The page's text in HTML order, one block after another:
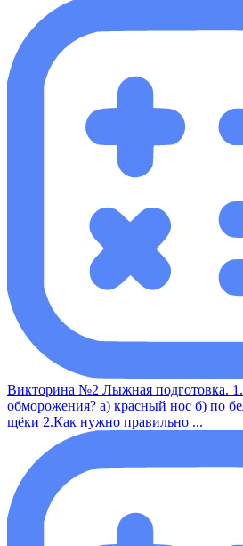
Викторина №2 Лыжная подготовка.
обморожения? а) красный нос б) по
щёки 2.Как нужно правильно ...